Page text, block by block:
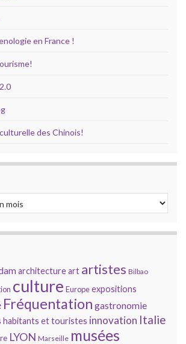
en France !
des Chinois!
architectureart artistes Bilbao
culture Europeexpositions
Fréquentation gastronomie
habitants et touristes innovation Italie
LYON Marseille musées